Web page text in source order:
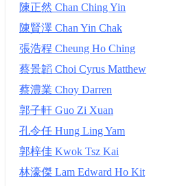
陳正然 Chan Ching Yin
陳賢澤 Chan Yin Chak
張浩程 Cheung Ho Ching
蔡景韜 Choi Cyrus Matthew
蔡澧業 Choy Darren
郭子軒 Guo Zi Xuan
孔令任 Hung Ling Yam
郭梓佳 Kwok Tsz Kai
林濠傑 Lam Edward Ho Kit